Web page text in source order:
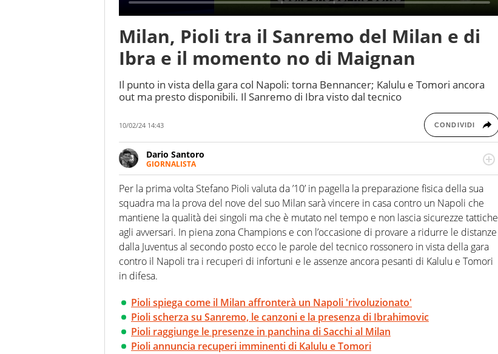
Milan, Pioli tra il Sanremo del Milan e di
Ibra e il momento no di Maignan
Il punto in vista della gara col Napoli: torna Bennancer; Kalulu e Tomori ancora
out ma presto disponibili. Il Sanremo di Ibra visto dal tecnico
10/02/24 14:43 CONDIVIDI
Dario Santoro
GIORNALISTA
Scrive, commenta, racconta lo sport in tutte le sfaccettature. Tocca l'apice quando ha
modo di concentrarsi sulle interviste ai grandi protagonisti
Per la prima volta Stefano Pioli valuta da ’10’ in pagella la preparazione fisica della sua
squadra ma la prova del nove del suo Milan sarà vincere in casa contro un Napoli che
mantiene la qualità dei singoli ma che è mutato nel tempo e non lascia sicurezze tattiche
agli avversari. In piena zona Champions e con l’occasione di provare a ridurre le distanze
dalla Juventus al secondo posto ecco le parole del tecnico rossonero in vista della gara
contro il Napoli tra i recuperi di infortuni e le assenze ancora pesanti di Kalulu e Tomori
in difesa.
Pioli spiega come il Milan affronterà un Napoli 'rivoluzionato'
Pioli scherza su Sanremo, le canzoni e la presenza di Ibrahimovic
Pioli raggiunge le presenze in panchina di Sacchi al Milan
Pioli annuncia recuperi imminenti di Kalulu e Tomori